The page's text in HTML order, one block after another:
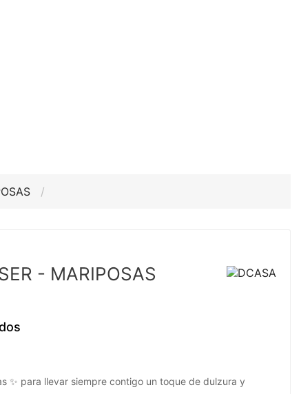
- MARIPOSAS
✨ para llevar siempre contigo un toque de dulzura y